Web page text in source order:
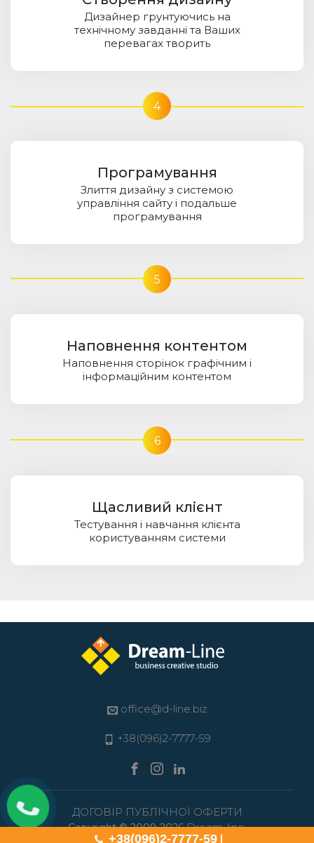
+38(096)2-7777-59
Дизайнер грунтуючись на
технічному завданні та Ваших
перевагах творить
4
Програмування
Злиття дизайну з системою
управління сайту і подальше
програмування
5
Наповнення контентом
Наповнення сторінок графічним і
інформаційним контентом
6
Щасливий клiєнт
Тестування і навчання клієнта
користуванням системи
office@d-line.biz
+38(096)2-7777-59
ДОГОВІР ПУБЛІЧНОЇ ОФЕРТИ
Copyright © 2009-2026Dream-line.